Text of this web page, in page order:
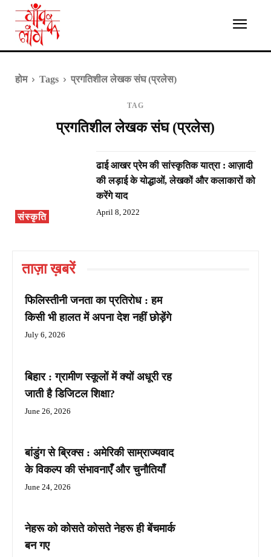
होम Tags प्रगतिशील लेखक संघ (प्रलेस)
TAG
प्रगतिशील लेखक संघ (प्रलेस)
संस्कृति
ढाई आखर प्रेम की सांस्कृतिक यात्रा : आज़ादी
की लड़ाई के योद्धाओं, लेखकों और कलाकारों को
करेंगे याद
April 8, 2022
ताज़ा ख़बरें
फिलिस्तीनी जनता का प्रतिरोध : हम
किसी भी हालत में अपना देश नहीं छोड़ेंगे
July 6, 2026
बिहार : ग्रामीण स्कूलों में क्यों अधूरी रह
जाती है डिजिटल शिक्षा?
June 26, 2026
बांडुंग से ब्रिक्स : अमेरिकी साम्राज्यवाद
के विकल्प की संभावनाएँ और चुनौतियाँ
June 24, 2026
नेहरू को कोसते कोसते नेहरू ही बेंचमार्क
बन गए